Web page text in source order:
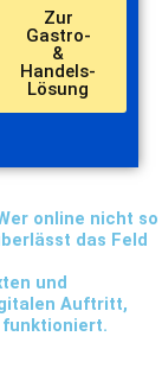
Zur
Gastro-
&
Handels-
Lösung
online nicht so
das Feld
und
Auftritt,